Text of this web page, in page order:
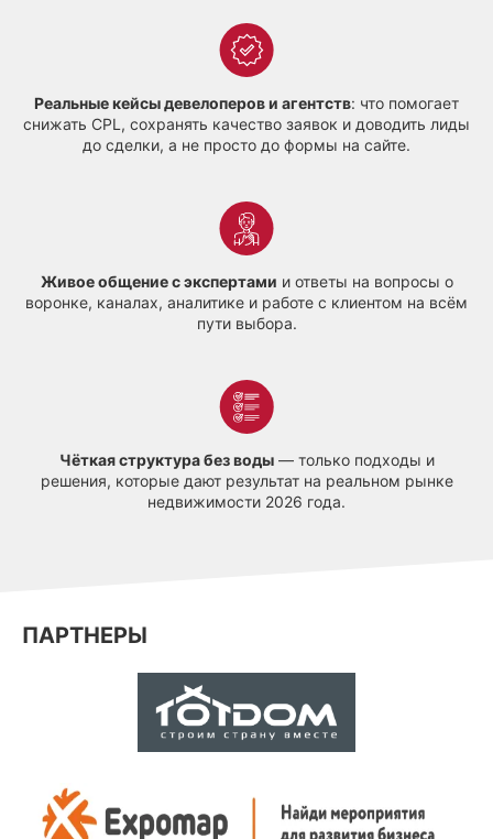
Реальные кейсы девелоперов и агентств: что помогает
снижать CPL, сохранять качество заявок и доводить лиды
до сделки, а не просто до формы на сайте.
Живое общение с экспертами и ответы на вопросы о
воронке, каналах, аналитике и работе с клиентом на всём
пути выбора.
Чёткая структура без воды— только подходы и
решения, которые дают результат на реальном рынке
недвижимости 2026 года.
ПАРТНЕРЫ